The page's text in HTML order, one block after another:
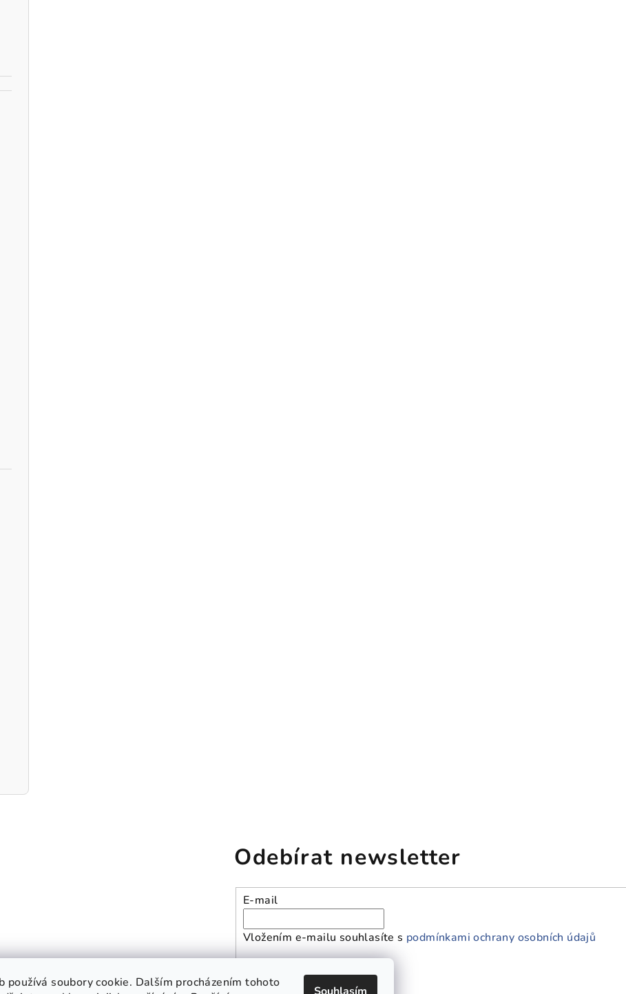
používá soubory cookie. Dalším procházením tohoto
Odebírat newsletter
E-mail
Vložením e-mailu souhlasíte s podmínkami ochrany osobních údajů
Přihlásit se